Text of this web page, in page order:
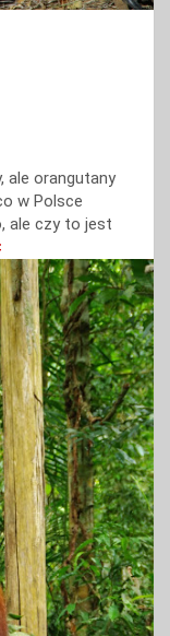
ale orangutany
w Polsce
ale czy to jest